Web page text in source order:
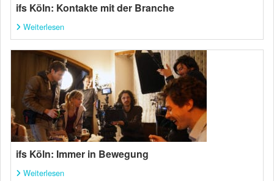
ifs Köln: Kontakte mit der Branche
Weiterlesen
ifs Köln: Immer in Bewegung
Weiterlesen